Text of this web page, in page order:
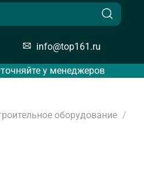
info@top161.ru
у менеджеров
оборудование